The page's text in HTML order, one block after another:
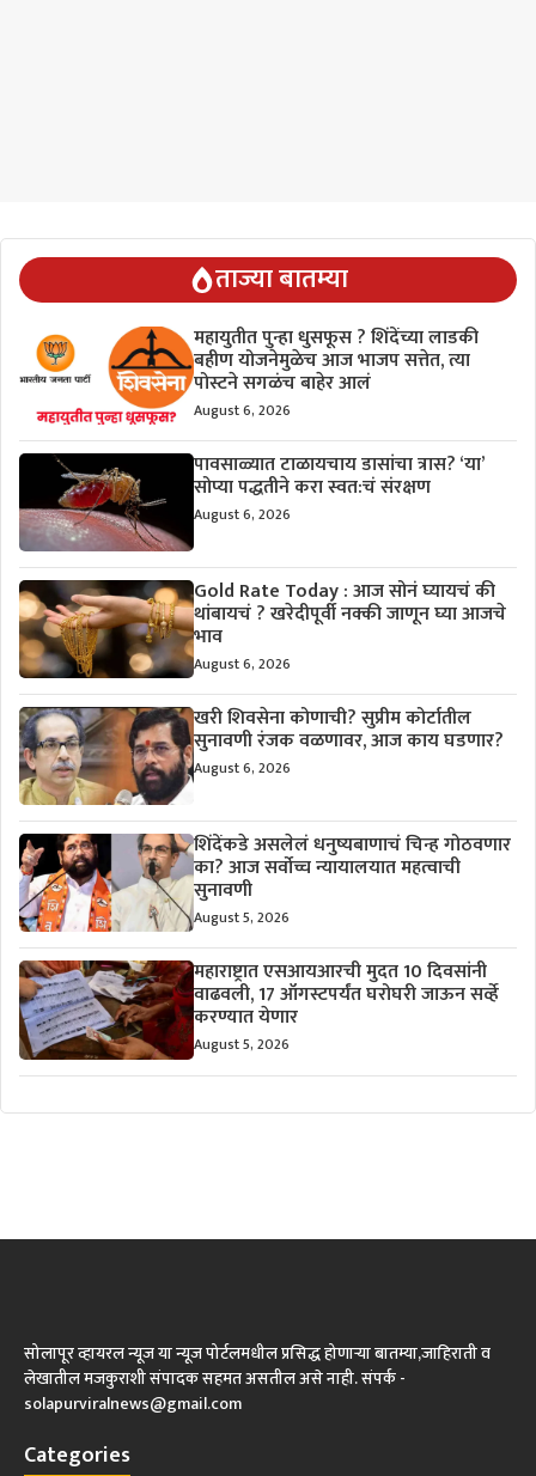
ताज्या बातम्या
महायुतीत पुन्हा धुसफूस ? शिंदेंच्या लाडकी
बहीण योजनेमुळेच आज भाजप सत्तेत, त्या
पोस्टने सगळंच बाहेर आलं
August 6, 2026
पावसाळ्यात टाळायचाय डासांचा त्रास? ‘या’
सोप्या पद्धतीने करा स्वत:चं संरक्षण
August 6, 2026
Gold Rate Today : आज सोनं घ्यायचं की
थांबायचं ? खरेदीपूर्वी नक्की जाणून घ्या आजचे
भाव
August 6, 2026
खरी शिवसेना कोणाची? सुप्रीम कोर्टातील
सुनावणी रंजक वळणावर, आज काय घडणार?
August 6, 2026
शिंदेंकडे असलेलं धनुष्यबाणाचं चिन्ह गोठवणार
का? आज सर्वोच्च न्यायालयात महत्वाची
सुनावणी
August 5, 2026
महाराष्ट्रात एसआयआरची मुदत 10 दिवसांनी
वाढवली, 17 ऑगस्टपर्यंत घरोघरी जाऊन सर्व्हे
करण्यात येणार
August 5, 2026
सोलापूर व्हायरल न्यूज या न्यूज पोर्टलमधील प्रसिद्ध होणाऱ्या बातम्या,जाहिराती व
लेखातील मजकुराशी संपादक सहमत असतील असे नाही. संपर्क -
solapurviralnews@gmail.com
Categories